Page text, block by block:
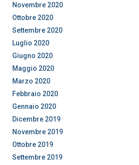
Novembre 2020
Ottobre 2020
Settembre 2020
Luglio 2020
Giugno 2020
Maggio 2020
Marzo 2020
Febbraio 2020
Gennaio 2020
Dicembre 2019
Novembre 2019
Ottobre 2019
Settembre 2019